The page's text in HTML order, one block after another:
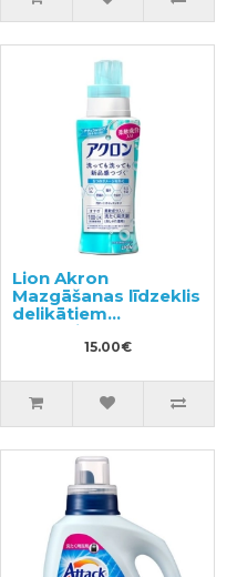
Lion Akron
Mazgāšanas līdzeklis
delikātiem
audumiem 450ml
15.00€